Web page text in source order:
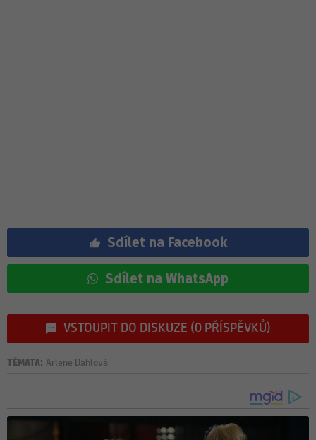
Sdílet na Facebook
Sdílet na WhatsApp
VSTOUPIT DO DISKUZE (0 PŘÍSPĚVKŮ)
TÉMATA: Arlene Dahlová